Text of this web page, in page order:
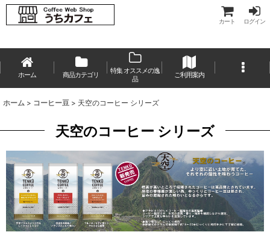
カート ログイン
ホーム 商品カテゴリ
特集 オススメの逸
品
ご利用案内
ホーム > コーヒー豆 > 天空のコーヒー シリーズ
天空のコーヒー シリーズ